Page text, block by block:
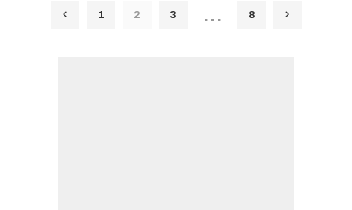
1 2 3 … 8